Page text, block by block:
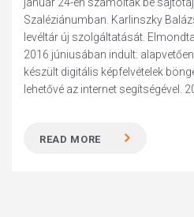
Szaléziánumban. Karlinszky
levéltár új szolgáltatását.
2016 júniusában indult:
készült digitális képfelvételek
lehetővé az internet segítségével.
READ MORE